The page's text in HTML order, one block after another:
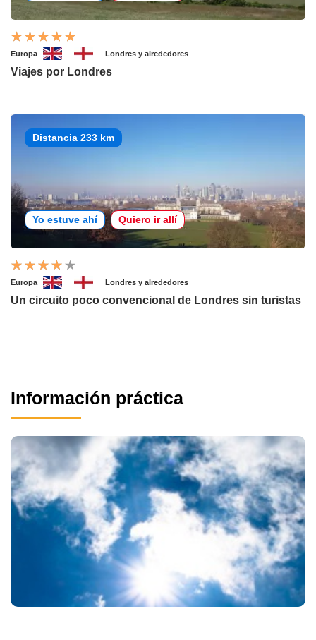
Europa Londres y alrededores
Viajes por Londres
Distancia 233 km
Yo estuve ahí Quiero ir allí
Europa Londres y alrededores
Un circuito poco convencional de Londres sin turistas
Información práctica